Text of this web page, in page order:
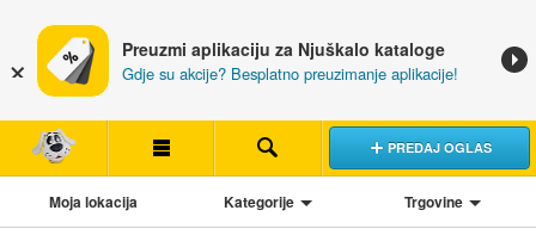
Preuzmi aplikaciju za Njuškalo kataloge
Gdje su akcije? Besplatno preuzimanje aplikacije!
PREDAJ OGLAS
Moja lokacija Kategorije Trgovine